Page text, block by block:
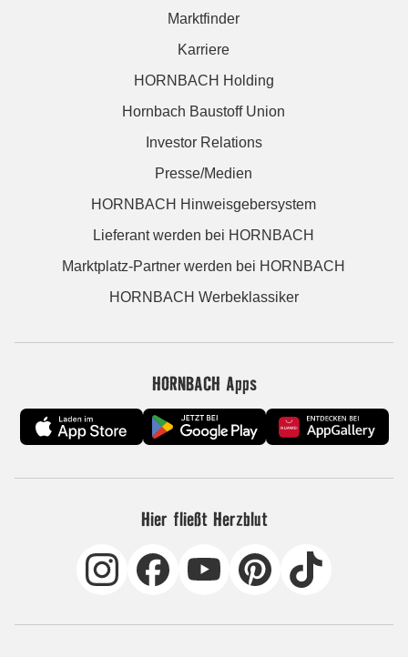
Marktfinder
Karriere
HORNBACH Holding
Hornbach Baustoff Union
Investor Relations
Presse/Medien
HORNBACH Hinweisgebersystem
Lieferant werden bei HORNBACH
Marktplatz-Partner werden bei HORNBACH
HORNBACH Werbeklassiker
HORNBACH Apps
Hier fließt Herzblut